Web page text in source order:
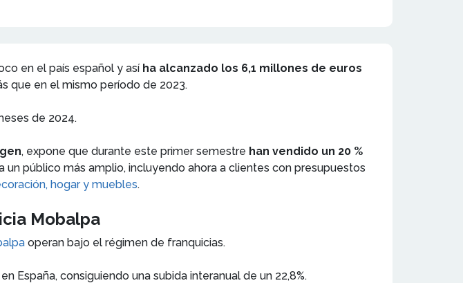
en el país español y así ha alcanzado los 6,1 millones de euros
que en el mismo período de 2023.
de 2024.
, expone que durante este primer semestre han vendido un 20 %
un público más amplio, incluyendo ahora a clientes con presupuestos
hogar y muebles.
Mobalpa
operan bajo el régimen de franquicias.
España, consiguiendo una subida interanual de un 22,8%.